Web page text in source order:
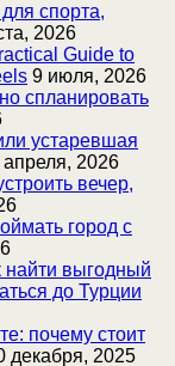
спорта,
2026
Guide to
9 июля, 2026
спланировать
устаревшая
апреля, 2026
вечер,
город с
выгодный
до Турции
почему стоит
декабря, 2025